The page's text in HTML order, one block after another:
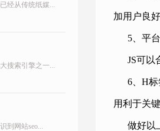
经从传统纸媒...
搜索引擎之一...
到网站seo...
加用户良
5、平
JS可以
6、H
用利于关
做好以